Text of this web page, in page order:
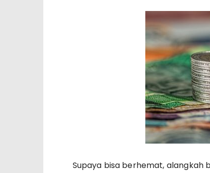
Supaya bisa berhemat, alangkah